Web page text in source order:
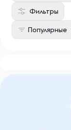
Фильтры
Популярные